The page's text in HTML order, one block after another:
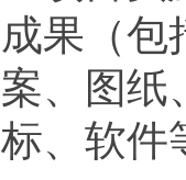
成果（包
案、图纸
标、软件